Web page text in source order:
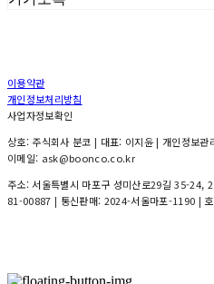
이용약관
개인정보처리방침
사업자정보확인
상호: 주식회사 분코 | 대표: 이지윤 | 개인정보
이메일: ask@boonco.co.kr
주소: 서울특별시 마포구 성미산로29길 35-24,
81-00887 | 통신판매: 2024-서울마포-1190 |